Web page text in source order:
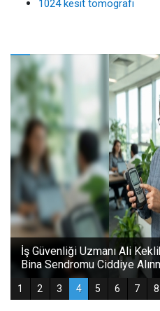
1024 kesit tomografi